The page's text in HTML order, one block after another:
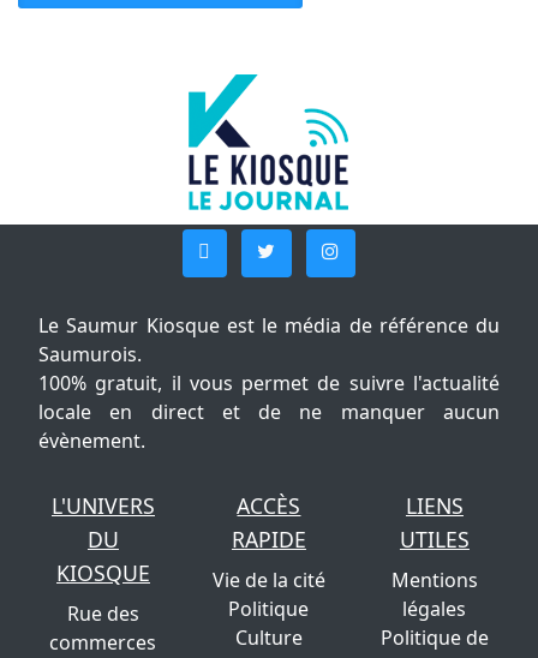
Le Saumur Kiosque est le média de référence du
Saumurois.
100% gratuit, il vous permet de suivre l'actualité
locale en direct et de ne manquer aucun
évènement.
L'UNIVERS
DU
KIOSQUE
Rue des
commerces
ACCÈS
RAPIDE
Vie de la cité
Politique
Culture
LIENS
UTILES
Mentions
légales
Politique de